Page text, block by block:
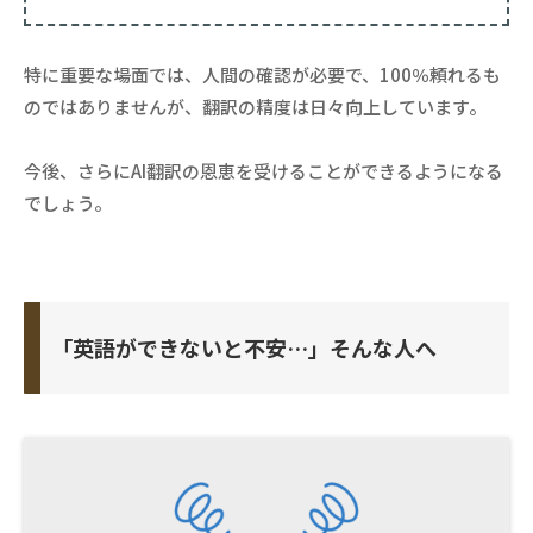
特に重要な場面では、人間の確認が必要で、100％頼れるも
のではありませんが、翻訳の精度は日々向上しています。
今後、さらにAI翻訳の恩恵を受けることができるようになる
でしょう。
「英語ができないと不安…」そんな人へ